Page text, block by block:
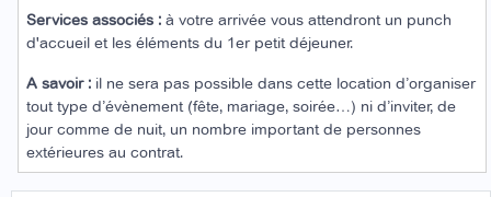
Services associés : à votre arrivée vous attendront un punch
d'accueil et les éléments du 1er petit déjeuner.
A savoir : il ne sera pas possible dans cette location d’organiser
tout type d’évènement (fête, mariage, soirée…) ni d’inviter, de
jour comme de nuit, un nombre important de personnes
extérieures au contrat.